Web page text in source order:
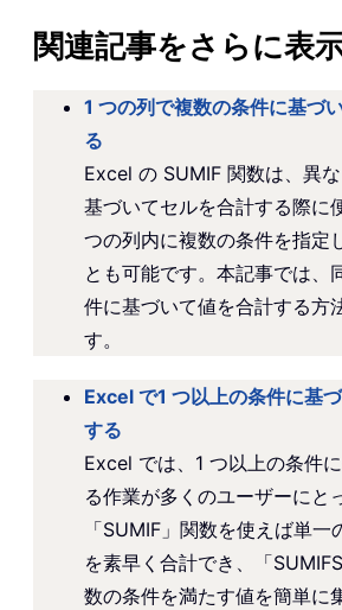
関連記事をさらに表
1 つの列で複数の条件に基づ
る
Excel の SUMIF 関数は、異
基づいてセルを合計する際に
つの列内に複数の条件を指定
とも可能です。本記事では、
件に基づいて値を合計する方
す。
Excel で1 つ以上の条件に基
する
Excel では、1 つ以上の条件
る作業が多くのユーザーにと
「SUMIF」関数を使えば単
を素早く合計でき、「
数の条件を満たす値を簡単に